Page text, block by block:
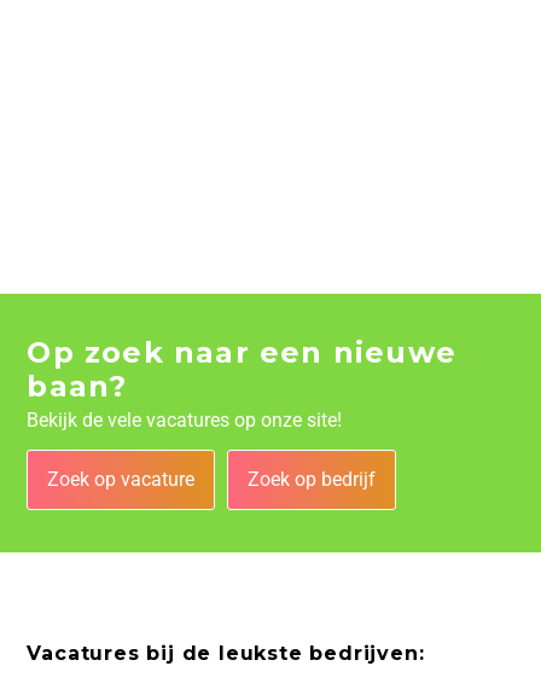
Op zoek naar een nieuwe
baan?
Bekijk de vele vacatures op onze site!
Zoek op vacature Zoek op bedrijf
Vacatures bij de leukste bedrijven: